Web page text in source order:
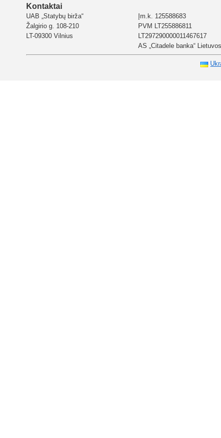
Kontaktai
UAB „Statybų birža“
Žalgirio g. 108-210
LT-09300 Vilnius
Įm.k. 125588683
PVM LT255886811
LT297290000011467617
AS „Citadele banka“